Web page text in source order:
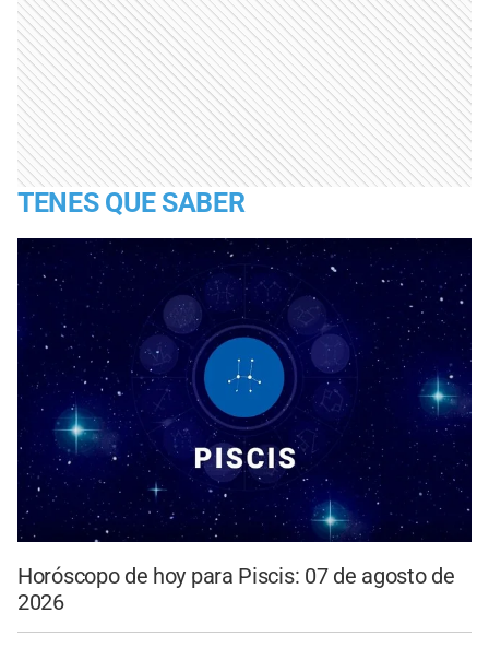
TENES QUE SABER
Horóscopo de hoy para Piscis: 07 de agosto de
2026